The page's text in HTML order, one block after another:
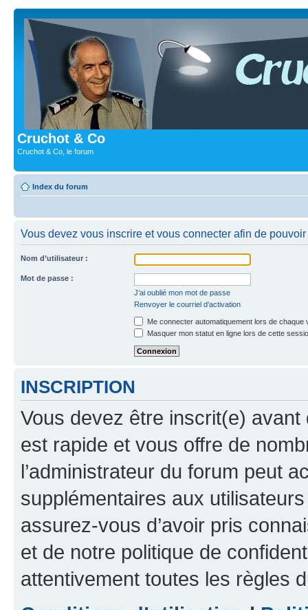
Cruchot & Co
Cruchot & Co, le forum
Index du forum
Vous devez vous inscrire et vous connecter afin de
Nom d’utilisateur :
Mot de passe :
J’ai oublié mon mot de passe
Renvoyer le courriel d’activation
Me connecter automatiquement lors de chaque
Masquer mon statut en ligne lors de cette
INSCRIPTION
Vous devez être inscrit(e) avant
est rapide et vous offre de
l’administrateur du forum peut
supplémentaires aux
assurez-vous d’avoir pris
et de notre politique de
attentivement toutes les règles